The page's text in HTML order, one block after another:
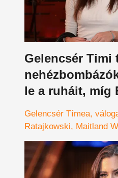
Gelencsér Timi
le a ruháit, míg
Ratajkowski
szétfeszítik a
válogatás
Gelencsér Tímea
Ratajkowski
Maitland